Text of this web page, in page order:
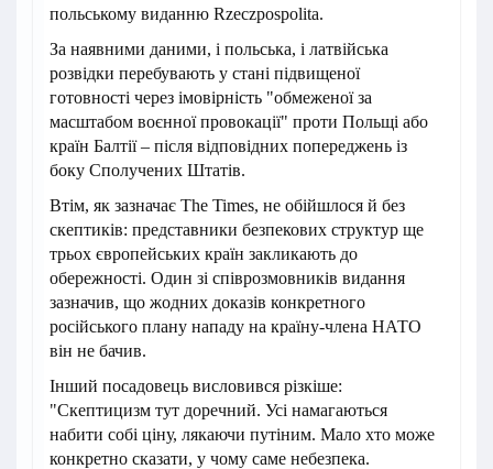
польському виданню Rzeczpospolita.
За наявними даними, і польська, і латвійська
розвідки перебувають у стані підвищеної
готовності через імовірність "обмеженої за
масштабом воєнної провокації" проти Польщі або
країн Балтії – після відповідних попереджень із
боку Сполучених Штатів.
Втім, як зазначає The Times, не обійшлося й без
скептиків: представники безпекових структур ще
трьох європейських країн закликають до
обережності. Один зі співрозмовників видання
зазначив, що жодних доказів конкретного
російського плану нападу на країну-члена НАТО
він не бачив.
Інший посадовець висловився різкіше:
"Скептицизм тут доречний. Усі намагаються
набити собі ціну, лякаючи путіним. Мало хто може
конкретно сказати, у чому саме небезпека.